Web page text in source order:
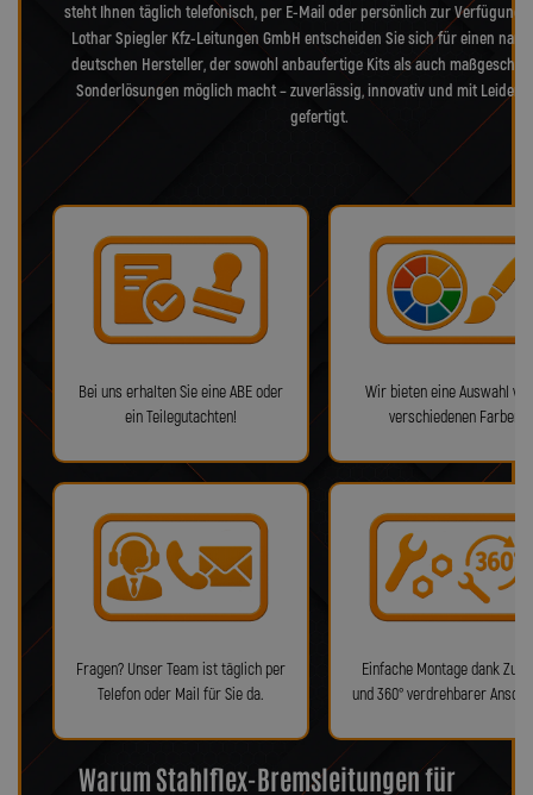
steht Ihnen täglich telefonisch, per E-Mail oder persönlich zur Verfügung.
Lothar Spiegler Kfz-Leitungen GmbH entscheiden Sie sich für einen
deutschen Hersteller, der sowohl anbaufertige Kits als auch
Sonderlösungen möglich macht – zuverlässig, innovativ und mit
gefertigt.
Bei uns erhalten Sie eine ABE oder
ein Teilegutachten!
Wir bieten eine Auswahl
verschiedenen Farben!
Fragen? Unser Team ist täglich per
Telefon oder Mail für Sie da.
Einfache Montage dank
und 360° verdrehbarer
Warum Stahlflex-Bremsleitungen für